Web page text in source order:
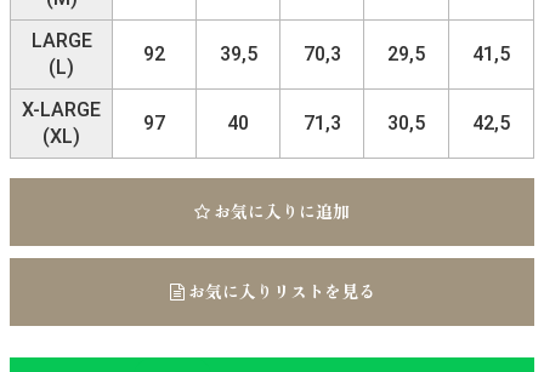
LARGE
(L)
92 39,5 70,3 29,5 41,5
X-LARGE
(XL)
97 40 71,3 30,5 42,5
お気に入りに追加
お気に入りリストを見る